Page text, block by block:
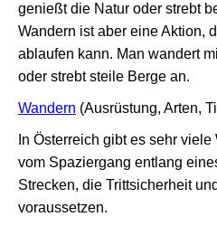
genießt die Natur oder strebt
Wandern ist aber eine Aktion,
ablaufen kann. Man wandert
oder strebt steile Berge an.
Wandern (Ausrüstung, Arten,
In Österreich gibt es sehr
vom Spaziergang entlang
Strecken, die Trittsicherheit
voraussetzen.